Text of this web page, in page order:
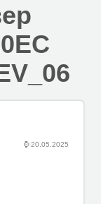
⌚20.05.2025